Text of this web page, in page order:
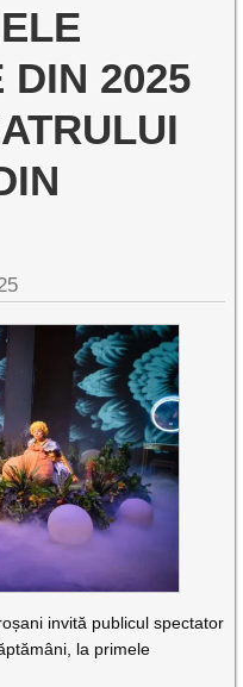
DIN 2025
invită publicul spectator
la primele